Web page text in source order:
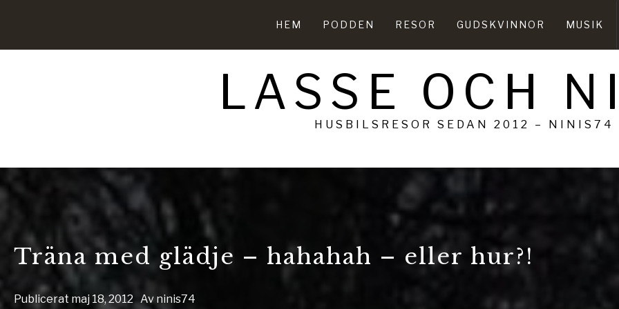
HEM PODDEN RESOR GUDSKVINNOR MUSIK
LASSE OCH
HUSBILSRESOR SEDAN 2012 – NINIS74
Träna med glädje – hahahah – eller hur?!
Publicerat maj 18, 2012 Av ninis74